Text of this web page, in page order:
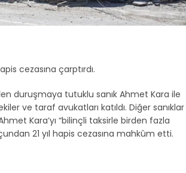
cezasına çarptırdı.
duruşmaya tutuklu sanık Ahmet Kara ile
ve taraf avukatları katıldı. Diğer sanıklar
Kara’yı “bilinçli taksirle birden fazla
21 yıl hapis cezasına mahkûm etti.